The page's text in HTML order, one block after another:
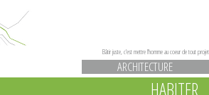
Bâtir juste, c'est mettre l'homme au coeur de tout projet
ARCHITECTURE
HABITER